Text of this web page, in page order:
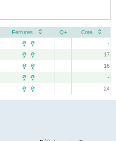
Ferrures Q+
Cote
 
-
 
17
 
16
 
-
  24